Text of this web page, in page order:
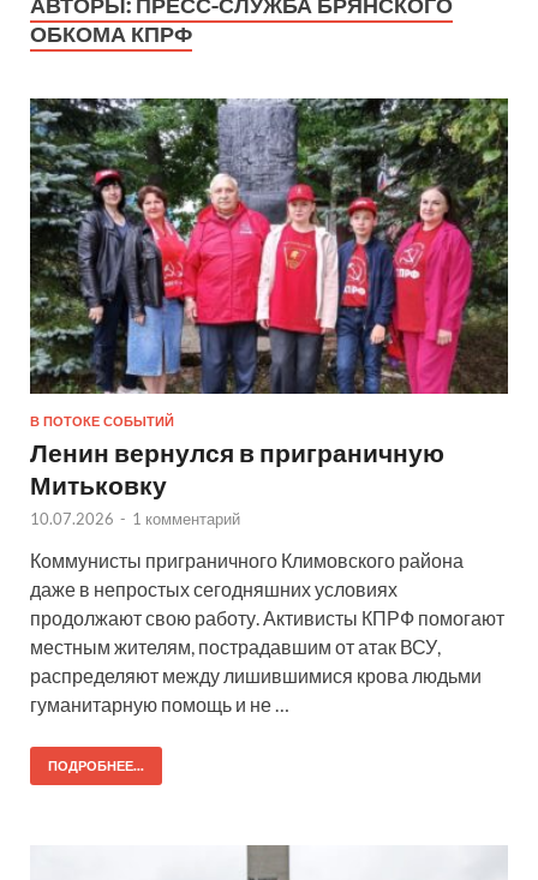
АВТОРЫ: ПРЕСС-СЛУЖБА БРЯНСКОГО
ОБКОМА КПРФ
В ПОТОКЕ СОБЫТИЙ
Ленин вернулся в приграничную
Митьковку
10.07.2026 - 1 комментарий
Коммунисты приграничного Климовского района
даже в непростых сегодняшних условиях
продолжают свою работу. Активисты КПРФ помогают
местным жителям, пострадавшим от атак ВСУ,
распределяют между лишившимися крова людьми
гуманитарную помощь и не …
ПОДРОБНЕЕ...